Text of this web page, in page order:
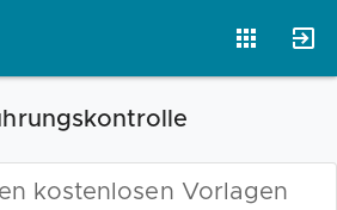
kostenlosen Vorlagen